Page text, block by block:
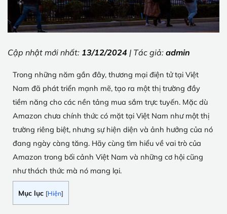
Cập nhật mới nhất: 13/12/2024 | Tác giả: admin
Trong những năm gần đây, thương mại điện tử tại Việt
Nam đã phát triển mạnh mẽ, tạo ra một thị trường đầy
tiềm năng cho các nền tảng mua sắm trực tuyến. Mặc dù
Amazon chưa chính thức có mặt tại Việt Nam như một thị
trường riêng biệt, nhưng sự hiện diện và ảnh hưởng của nó
đang ngày càng tăng. Hãy cùng tìm hiểu về vai trò của
Amazon trong bối cảnh Việt Nam và những cơ hội cũng
như thách thức mà nó mang lại.
Mục lục [Hiện]